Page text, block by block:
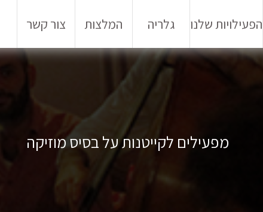
הפעילויות שלנו גלריה המלצות צור קשר
מפעילים לקייטנות על בסיס מוזיקה